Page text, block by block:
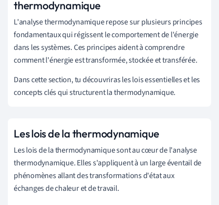
thermodynamique
L'analyse thermodynamique repose sur plusieurs principes
fondamentaux qui régissent le comportement de l'énergie
dans les systèmes. Ces principes aident à comprendre
comment l'énergie est transformée, stockée et transférée.
Dans cette section, tu découvriras les lois essentielles et les
concepts clés qui structurent la thermodynamique.
Les lois de la thermodynamique
Les lois de la thermodynamique sont au cœur de l'analyse
thermodynamique. Elles s'appliquent à un large éventail de
phénomènes allant des transformations d'état aux
échanges de chaleur et de travail.